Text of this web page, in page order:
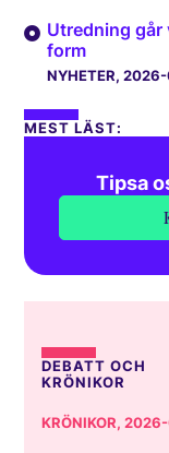
Utredning går
form
NYHETER,
MEST LÄST:
Tipsa
DEBATT OCH
KRÖNIKOR
KRÖNIKOR,